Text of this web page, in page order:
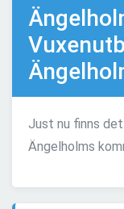
Just nu finns
Ängelholms